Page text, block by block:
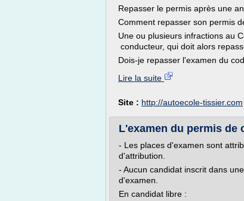
Repasser le permis après une
Comment repasser son permis
Une ou plusieurs infractions au
conducteur, qui doit alors
Dois-je repasser l'examen du
Lire la suite
Site : http://autoecole-tissier.com
L'examen du permis de
- Les places d'examen sont
d'attribution.
- Aucun candidat inscrit dans
d'examen.
En candidat libre :